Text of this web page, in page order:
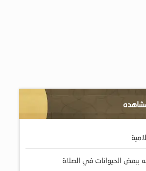
ببعض الحيوانات في الصلاة